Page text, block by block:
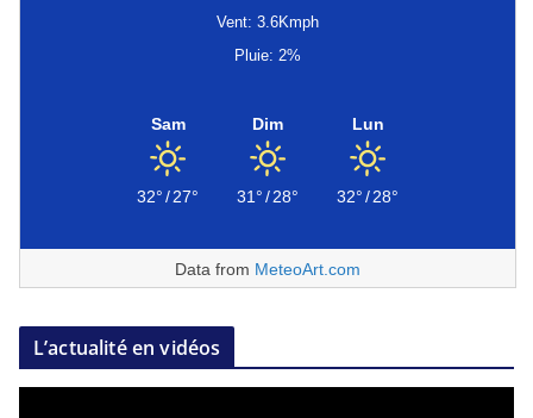
Vent: 3.6Kmph
Pluie: 2%
Sam
32°/27°
Dim
31°/28°
Lun
32°/28°
Data from MeteoArt.com
L’actualité en vidéos